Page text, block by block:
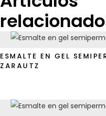
ESMALTE EN GEL
ZARAUTZ